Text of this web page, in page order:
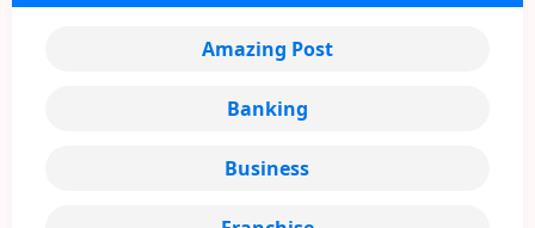
Amazing Post
Banking
Business